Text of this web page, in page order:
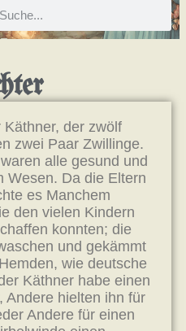
der zwölf
zwei Paar Zwillinge.
alle gesund und
Wesen. Da die Eltern
es Manchem
den vielen Kindern
konnten; die
und gekämmt
wie deutsche
Käthner habe einen
Andere hielten ihn für
Andere für einen